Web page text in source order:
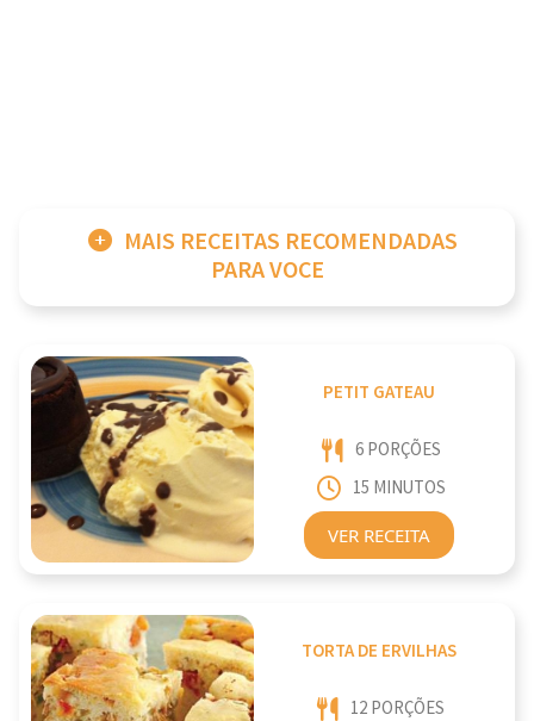
MAIS RECEITAS RECOMENDADAS
PARA VOCE
PETIT GATEAU
6 PORÇÕES
15 MINUTOS
VER RECEITA
TORTA DE ERVILHAS
12 PORÇÕES